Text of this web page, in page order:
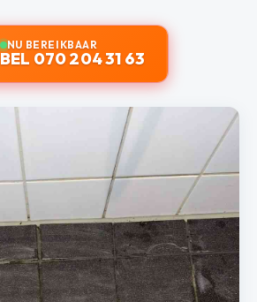
NU BEREIKBAAR
BEL 070 204 31 63